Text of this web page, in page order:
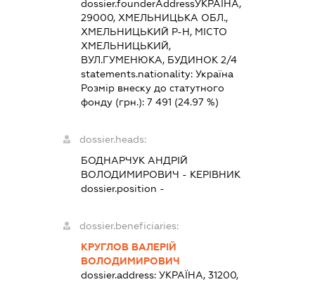
dossier.founderAddressУКРАЇНА,
29000, ХМЕЛЬНИЦЬКА ОБЛ.,
ХМЕЛЬНИЦЬКИЙ Р-Н, МІСТО
ХМЕЛЬНИЦЬКИЙ,
ВУЛ.ГУМЕНЮКА, БУДИНОК 2/4
statements.nationality:Україна
Розмір внеску до статутного
фонду (грн.):7 491 (24.97 %)
dossier.heads:
БОДНАРЧУК АНДРІЙ
ВОЛОДИМИРОВИЧ - КЕРІВНИК
dossier.position -
dossier.beneficiaries:
КРУГЛОВ ВАЛЕРІЙ
ВОЛОДИМИРОВИЧ
dossier.address:УКРАЇНА, 31200,